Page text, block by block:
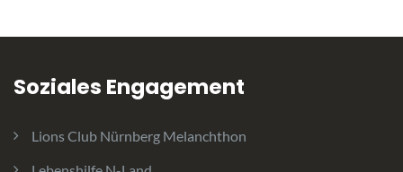
Soziales Engagement
Lions Club Nürnberg Melanchthon